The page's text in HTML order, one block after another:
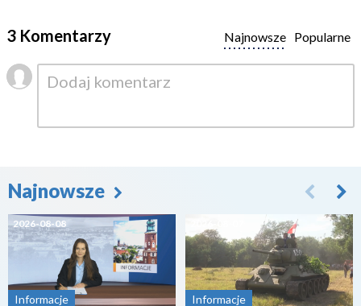
3 Komentarzy Popularne
Najnowsze
Najnowsze
2026-08-08
Informacje Informacje